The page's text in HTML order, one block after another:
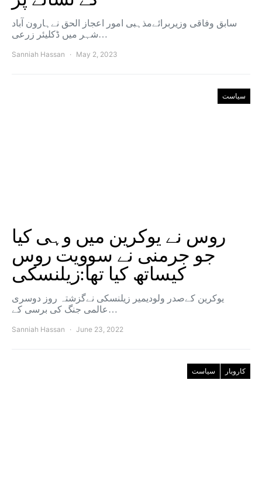
سابق وفاقی وزیربرائےمذہبی امور اعجاز الحق نےہارون آباد
شہر میں ڈکلیئر زرعی…
Sanniah Hassan May 2, 2023
سیاست
روس نے یوکرین میں وہی کیا
جو جرمنی نے سوویت روس
کیساتھ کیا تھا:زیلنسکی
یوکرین کےصدر ولودیمیر زیلنسکی نےگزشتہ روز دوسری
عالمی جنگ کی برسی کے…
Sanniah Hassan June 23, 2022
سیاست کاروبار